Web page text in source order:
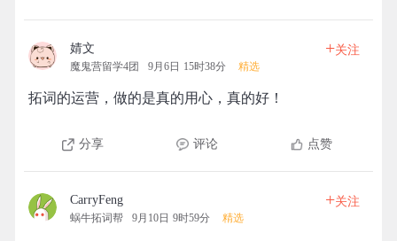
婧文
魔鬼营留学4团 9月6日 15时38分 精选
+关注
拓词的运营，做的是真的用心，真的好！
分享 评论 点赞
CarryFeng
蜗牛拓词帮 9月10日 9时59分 精选
+关注